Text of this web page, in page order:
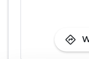
directions